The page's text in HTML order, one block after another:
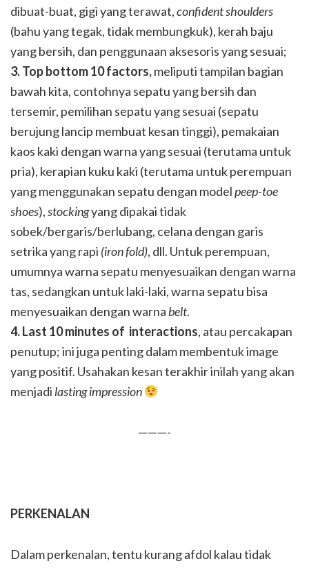
dibuat-buat, gigi yang terawat,confident shoulders
(bahu yang tegak, tidak membungkuk), kerah baju
yang bersih, dan penggunaan aksesoris yang sesuai;
3. Top bottom 10 factors,meliputi tampilan bagian
bawah kita, contohnya sepatu yang bersih dan
tersemir, pemilihan sepatu yang sesuai (sepatu
berujung lancip membuat kesan tinggi), pemakaian
kaos kaki dengan warna yang sesuai (terutama untuk
pria), kerapian kuku kaki (terutama untuk perempuan
yang menggunakan sepatu dengan modelpeep-toe
shoes),stockingyang dipakai tidak
sobek/bergaris/berlubang, celana dengan garis
setrika yang rapi (iron fold), dll. Untuk perempuan,
umumnya warna sepatu menyesuaikan dengan warna
tas, sedangkan untuk laki-laki, warna sepatu bisa
menyesuaikan dengan warna belt.
4. Last 10 minutes of interactions, atau percakapan
penutup; ini juga penting dalam membentuk image
yang positif. Usahakan kesan terakhir inilah yang akan
menjadi lasting impression
———-
PERKENALAN
Dalam perkenalan, tentu kurang afdol kalau tidak